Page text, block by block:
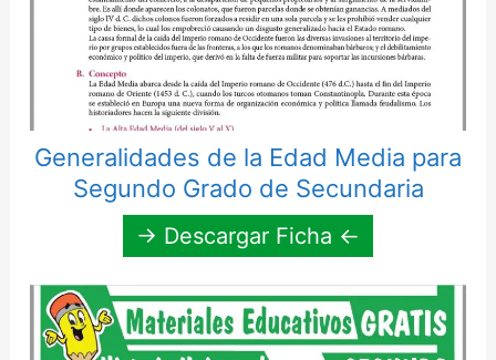
Generalidades de la Edad Media para
Segundo Grado de Secundaria
→ Descargar Ficha ←